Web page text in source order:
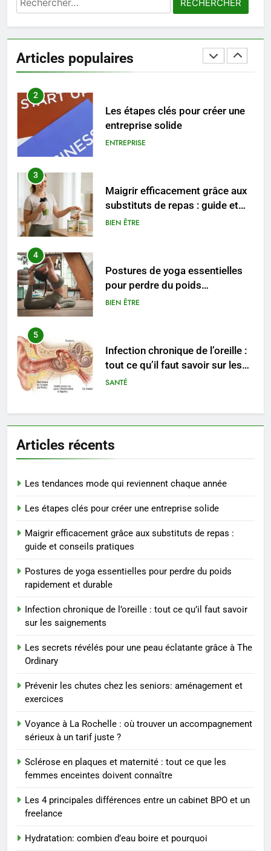
Articles populaires
1
reviennent chaque année
MODE
2
Les étapes clés pour créer une
entreprise solide
ENTREPRISE
3
Maigrir efficacement grâce aux
substituts de repas : guide et
conseils pratiques
BIEN ÊTRE
4
Postures de yoga essentielles
pour perdre du poids
rapidement et durable
BIEN ÊTRE
5
Infection chronique de l’oreille :
tout ce qu’il faut savoir sur les
saignements
SANTÉ
6
peau éclatante grâce à The
Ordinary
SANTÉ
Prévenir les chutes chez les
exercices
BIEN ÊTRE
8
Voyance à La Rochelle : où
trouver un accompagnement
sérieux à un tarif juste ?
BIEN ÊTRE
1
reviennent chaque année
2
entreprise solide
ENTREPRISE
3
substituts de repas : guide et
Articles récents
Les tendances mode qui reviennent chaque année
Les étapes clés pour créer une entreprise solide
Maigrir efficacement grâce aux substituts de repas :
guide et conseils pratiques
Postures de yoga essentielles pour perdre du poids
rapidement et durable
Infection chronique de l’oreille : tout ce qu’il faut savoir
sur les saignements
Les secrets révélés pour une peau éclatante grâce à The
Ordinary
Prévenir les chutes chez les seniors: aménagement et
exercices
Voyance à La Rochelle : où trouver un accompagnement
sérieux à un tarif juste ?
Sclérose en plaques et maternité : tout ce que les
femmes enceintes doivent connaître
Les 4 principales différences entre un cabinet BPO et un
freelance
Hydratation: combien d’eau boire et pourquoi